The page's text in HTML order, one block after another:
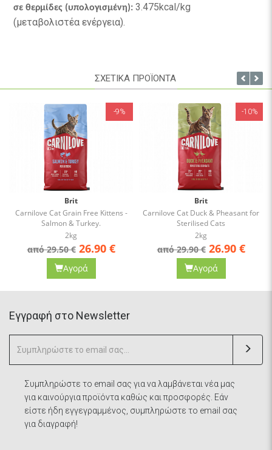
σε θερμίδες (υπολογισμένη): 3.475kcal/kg
(μεταβολιστέα ενέργεια).
ΣΧΕΤΙΚΑ ΠΡΟΪΟΝΤΑ
Brit
Carnilove Cat Grain Free Kittens -
Salmon & Turkey.
2kg
από 29.50 € 26.90 €
Αγορά
-9%
Brit
Carnilove Cat Duck & Pheasant for
Sterilised Cats
2kg
από 29.90 € 26.90 €
Αγορά
-10%
Eγγραφή στο Newsletter
Συμπληρώστε το email σας για να λαμβάνεται νέα μας
για καινούργια προϊόντα καθώς και προσφορές. Εάν
είστε ήδη εγγεγραμμένος, συμπληρώστε το email σας
για διαγραφή!